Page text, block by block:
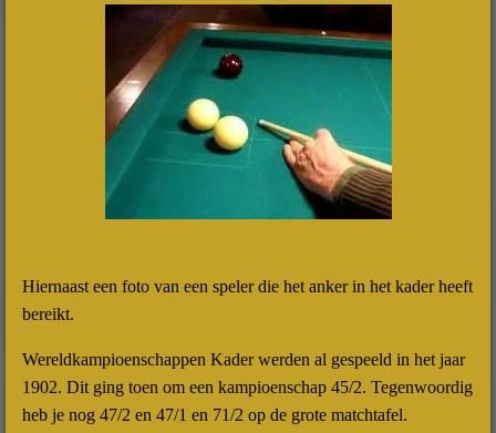
Hiernaast een foto van een speler die het anker in het kader heeft
bereikt.
Wereldkampioenschappen Kader werden al gespeeld in het jaar
1902. Dit ging toen om een kampioenschap 45/2. Tegenwoordig
heb je nog 47/2 en 47/1 en 71/2 op de grote matchtafel.